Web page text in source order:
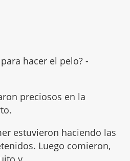
para hacer el pelo? -
preciosos en la
estuvieron haciendo las
Luego comieron,